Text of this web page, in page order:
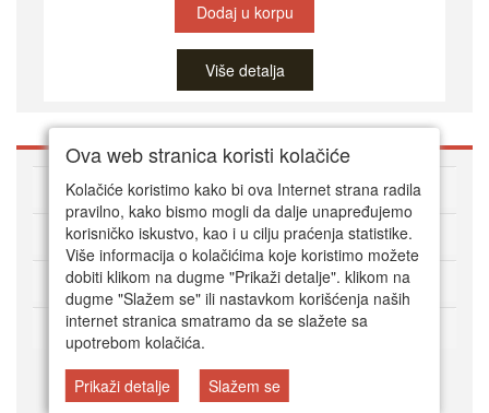
Dodaj u korpu
Više detalja
O DVD Zoni
Kako kupovati online
Korisnički servis
Način plaćanja
© DVD Zona 2024.
Ova web stranica koristi kolačiće
Kolačiće koristimo kako bi ova Internet strana radila
pravilno, kako bismo mogli da dalje unapređujemo
korisničko iskustvo, kao i u cilju praćenja statistike.
Više informacija o kolačićima koje koristimo možete
dobiti klikom na dugme "Prikaži detalje". klikom na
dugme "Slažem se" ili nastavkom korišćenja naših
internet stranica smatramo da se slažete sa
upotrebom kolačića.
Prikaži detalje
Slažem se